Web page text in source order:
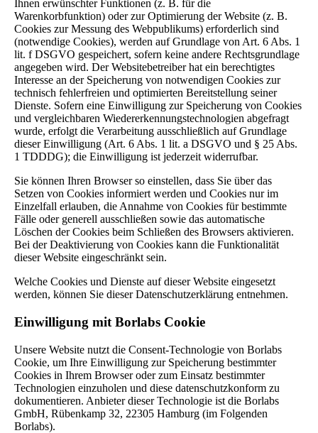
Ihnen erwünschter Funktionen (z. B. für die
Warenkorbfunktion) oder zur Optimierung der Website (z. B.
Cookies zur Messung des Webpublikums) erforderlich sind
(notwendige Cookies), werden auf Grundlage von Art. 6 Abs. 1
lit. f DSGVO gespeichert, sofern keine andere Rechtsgrundlage
angegeben wird. Der Websitebetreiber hat ein berechtigtes
Interesse an der Speicherung von notwendigen Cookies zur
technisch fehlerfreien und optimierten Bereitstellung seiner
Dienste. Sofern eine Einwilligung zur Speicherung von Cookies
und vergleichbaren Wiedererkennungstechnologien abgefragt
wurde, erfolgt die Verarbeitung ausschließlich auf Grundlage
dieser Einwilligung (Art. 6 Abs. 1 lit. a DSGVO und § 25 Abs.
1 TDDDG); die Einwilligung ist jederzeit widerrufbar.
Sie können Ihren Browser so einstellen, dass Sie über das
Setzen von Cookies informiert werden und Cookies nur im
Einzelfall erlauben, die Annahme von Cookies für bestimmte
Fälle oder generell ausschließen sowie das automatische
Löschen der Cookies beim Schließen des Browsers aktivieren.
Bei der Deaktivierung von Cookies kann die Funktionalität
dieser Website eingeschränkt sein.
Welche Cookies und Dienste auf dieser Website eingesetzt
werden, können Sie dieser Datenschutzerklärung entnehmen.
Einwilligung mit Borlabs Cookie
Unsere Website nutzt die Consent-Technologie von Borlabs
Cookie, um Ihre Einwilligung zur Speicherung bestimmter
Cookies in Ihrem Browser oder zum Einsatz bestimmter
Technologien einzuholen und diese datenschutzkonform zu
dokumentieren. Anbieter dieser Technologie ist die Borlabs
GmbH, Rübenkamp 32, 22305 Hamburg (im Folgenden
Borlabs).